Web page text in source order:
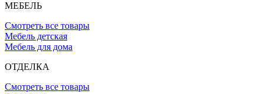
МЕБЕЛЬ
Смотреть все товары
Мебель детская
Мебель для дома
ОТДЕЛКА
Смотреть все товары